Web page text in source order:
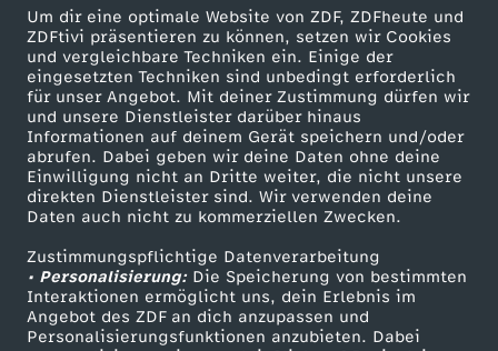
Um dir eine optimale Website von ZDF, ZDFheute und
ZDFtivi präsentieren zu können, setzen wir Cookies
und vergleichbare Techniken ein. Einige der
eingesetzten Techniken sind unbedingt erforderlich
für unser Angebot. Mit deiner Zustimmung dürfen wir
und unsere Dienstleister darüber hinaus
Informationen auf deinem Gerät speichern und/oder
abrufen. Dabei geben wir deine Daten ohne deine
Einwilligung nicht an Dritte weiter, die nicht unsere
direkten Dienstleister sind. Wir verwenden deine
Daten auch nicht zu kommerziellen Zwecken.
Zustimmungspflichtige Datenverarbeitung
• Personalisierung:Die Speicherung von bestimmten
Interaktionen ermöglicht uns, dein Erlebnis im
Angebot des ZDF an dich anzupassen und
Personalisierungsfunktionen anzubieten. Dabei
s
b
e
i
m
S
p
Mehr ZDF
ZDF-Apps
Smart TV
ZDFtext
Livestreams
Sendungen A-Z
TV-Programm
Service
ZDFmitreden
Kontakt zum ZDF
Tickets
Zuschauerservice
Hilfe